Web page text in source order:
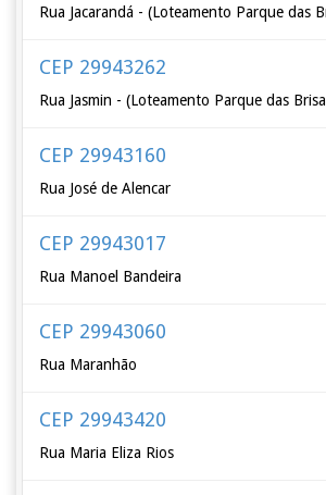
Rua Jacarandá - (Loteamento Parque das
CEP 29943262
Rua Jasmin - (Loteamento Parque das
CEP 29943160
Rua José de Alencar
CEP 29943017
Rua Manoel Bandeira
CEP 29943060
Rua Maranhão
CEP 29943420
Rua Maria Eliza Rios